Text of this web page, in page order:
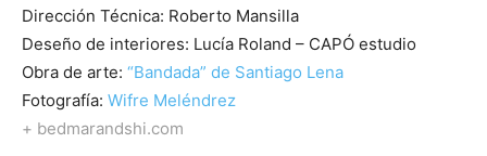
Dirección Técnica: Roberto Mansilla
Deseño de interiores: Lucía Roland – CAPÓ estudio
Obra de arte: “Bandada” de Santiago Lena
Fotografía: Wifre Meléndrez
+ bedmarandshi.com